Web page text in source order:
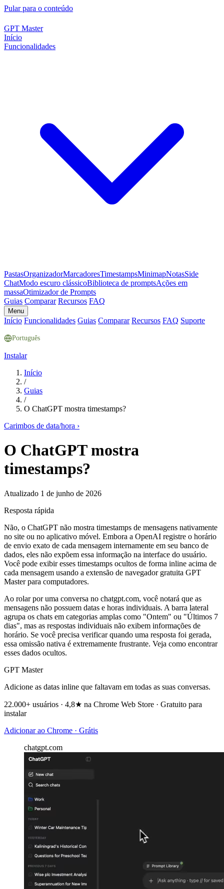
Pular para o conteúdo
GPT Master
Início
Funcionalidades
PastasOrganizadorMarcadoresTimestampsMinimapNotasSide
ChatModo escuro clássicoBiblioteca de promptsAções em
massaOtimizador de Prompts
Guias Comparar Recursos FAQ
Menu
Início Funcionalidades Guias Comparar Recursos FAQ Suporte
Português
Instalar
Início
/
Guias
/
O ChatGPT mostra timestamps?
Carimbos de data/hora ›
O ChatGPT mostra
timestamps?
Atualizado 1 de junho de 2026
Resposta rápida
Não, o ChatGPT não mostra timestamps de mensagens nativamente
no site ou no aplicativo móvel. Embora a OpenAI registre o horário
de envio exato de cada mensagem internamente em seu banco de
dados, eles não expõem essa informação na interface do usuário.
Você pode exibir esses timestamps ocultos de forma inline acima de
cada mensagem usando a extensão de navegador gratuita GPT
Master para computadores.
Ao rolar por uma conversa no chatgpt.com, você notará que as
mensagens não possuem datas e horas individuais. A barra lateral
agrupa os chats em categorias amplas como "Ontem" ou "Últimos 7
dias", mas as respostas individuais não exibem informações de
horário. Se você precisa verificar quando uma resposta foi gerada,
essa omissão nativa é extremamente frustrante. Veja como encontrar
esses dados ocultos.
GPT Master
Adicione as datas inline que faltavam em todas as suas conversas.
22.000+ usuários · 4,8★ na Chrome Web Store · Gratuito para
instalar
Adicionar ao Chrome · Grátis
chatgpt.com